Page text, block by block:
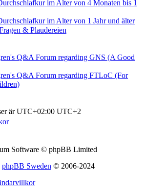
im Alter von 4 Monaten bis 1
im Alter von 1 Jahr und älter
& Plaudereien
Q&A Forum regarding GNS (A Good
Q&A Forum regarding FTLoC (For
är UTC+02:00 UTC+2
Software © phpBB Limited
phpBB Sweden © 2006-2024